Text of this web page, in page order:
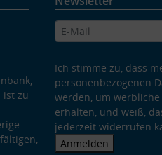
ist zu
Ich stimme zu, dass
personenbezogenen
werden, um werbliche
erhalten, und weiß,
jederzeit widerrufen
Anmelden